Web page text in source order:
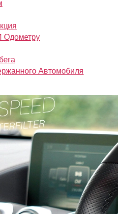
Одометру
Автомобиля